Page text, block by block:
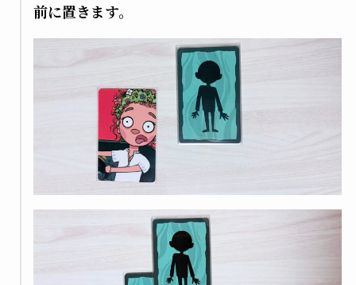
前に置きます。